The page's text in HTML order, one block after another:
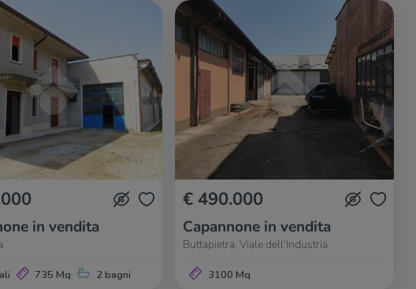
in vendita
735 Mq 2 bagni
€ 490.000
Capannone in vendita
Buttapietra, Viale dell'Industria
3100 Mq